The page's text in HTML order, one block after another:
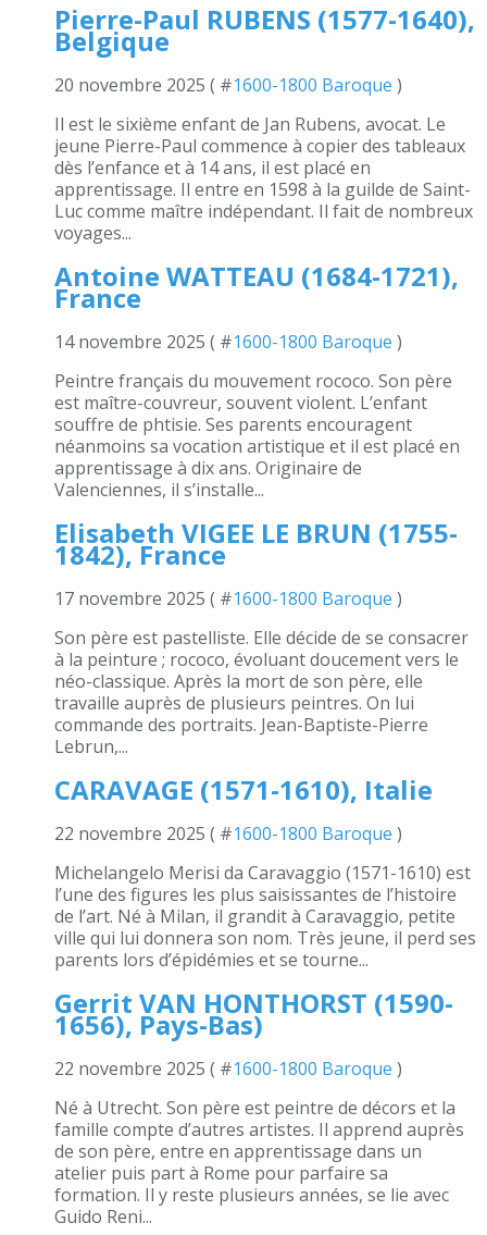
Pierre-Paul RUBENS (1577-1640),
Belgique
20 novembre 2025 ( #1600-1800 Baroque )
Il est le sixième enfant de Jan Rubens, avocat. Le
jeune Pierre-Paul commence à copier des tableaux
dès l’enfance et à 14 ans, il est placé en
apprentissage. Il entre en 1598 à la guilde de Saint-
Luc comme maître indépendant. Il fait de nombreux
voyages...
Antoine WATTEAU (1684-1721),
France
14 novembre 2025 ( #1600-1800 Baroque )
Peintre français du mouvement rococo. Son père
est maître-couvreur, souvent violent. L’enfant
souffre de phtisie. Ses parents encouragent
néanmoins sa vocation artistique et il est placé en
apprentissage à dix ans. Originaire de
Valenciennes, il s’installe...
Elisabeth VIGEE LE BRUN (1755-
1842), France
17 novembre 2025 ( #1600-1800 Baroque )
Son père est pastelliste. Elle décide de se consacrer
à la peinture ; rococo, évoluant doucement vers le
néo-classique. Après la mort de son père, elle
travaille auprès de plusieurs peintres. On lui
commande des portraits. Jean-Baptiste-Pierre
Lebrun,...
CARAVAGE (1571-1610), Italie
22 novembre 2025 ( #1600-1800 Baroque )
Michelangelo Merisi da Caravaggio (1571-1610) est
l’une des figures les plus saisissantes de l’histoire
de l’art. Né à Milan, il grandit à Caravaggio, petite
ville qui lui donnera son nom. Très jeune, il perd ses
parents lors d’épidémies et se tourne...
Gerrit VAN HONTHORST (1590-
1656), Pays-Bas)
22 novembre 2025 ( #1600-1800 Baroque )
Né à Utrecht. Son père est peintre de décors et la
famille compte d’autres artistes. Il apprend auprès
de son père, entre en apprentissage dans un
atelier puis part à Rome pour parfaire sa
formation. Il y reste plusieurs années, se lie avec
Guido Reni...